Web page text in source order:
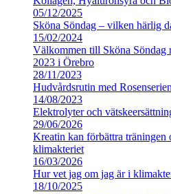
05/12/2025
Sköna Söndag – vilken härlig
15/02/2024
Välkommen till Sköna Söndag
2023 i Örebro
28/11/2023
Hudvårdsrutin med
14/08/2023
Elektrolyter och
29/06/2026
Kreatin kan förbättra träningen
klimakteriet
16/03/2026
Hur vet jag om jag är i
18/10/2025